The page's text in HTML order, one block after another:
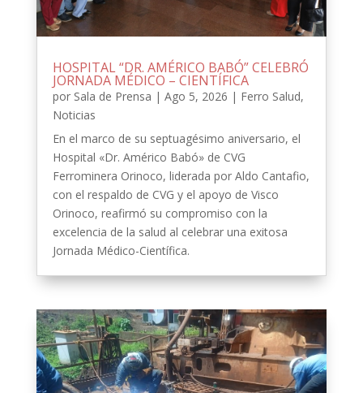
HOSPITAL “DR. AMÉRICO BABÓ” CELEBRÓ
JORNADA MÉDICO – CIENTÍFICA
por Sala de Prensa | Ago 5, 2026 | Ferro Salud,
Noticias
En el marco de su septuagésimo aniversario, el
Hospital «Dr. Américo Babó» de CVG
Ferrominera Orinoco, liderada por Aldo Cantafio,
con el respaldo de CVG y el apoyo de Visco
Orinoco, reafirmó su compromiso con la
excelencia de la salud al celebrar una exitosa
Jornada Médico-Científica.